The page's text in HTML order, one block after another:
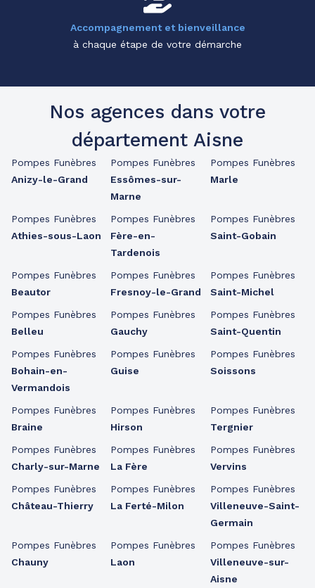
Accompagnement et bienveillance
à chaque étape de votre démarche
Nos agences dans votre
département Aisne
Pompes Funèbres
Anizy-le-Grand
Pompes Funèbres
Athies-sous-Laon
Pompes Funèbres
Beautor
Pompes Funèbres
Belleu
Pompes Funèbres
Bohain-en-
Vermandois
Pompes Funèbres
Braine
Pompes Funèbres
Charly-sur-Marne
Pompes Funèbres
Château-Thierry
Pompes Funèbres
Chauny
Pompes Funèbres
Essômes-sur-
Marne
Pompes Funèbres
Fère-en-
Tardenois
Pompes Funèbres
Fresnoy-le-Grand
Pompes Funèbres
Gauchy
Pompes Funèbres
Guise
Pompes Funèbres
Hirson
Pompes Funèbres
La Fère
Pompes Funèbres
La Ferté-Milon
Pompes Funèbres
Laon
Pompes Funèbres
Marle
Pompes Funèbres
Saint-Gobain
Pompes Funèbres
Saint-Michel
Pompes Funèbres
Saint-Quentin
Pompes Funèbres
Soissons
Pompes Funèbres
Tergnier
Pompes Funèbres
Vervins
Pompes Funèbres
Villeneuve-Saint-
Germain
Pompes Funèbres
Villeneuve-sur-
Aisne